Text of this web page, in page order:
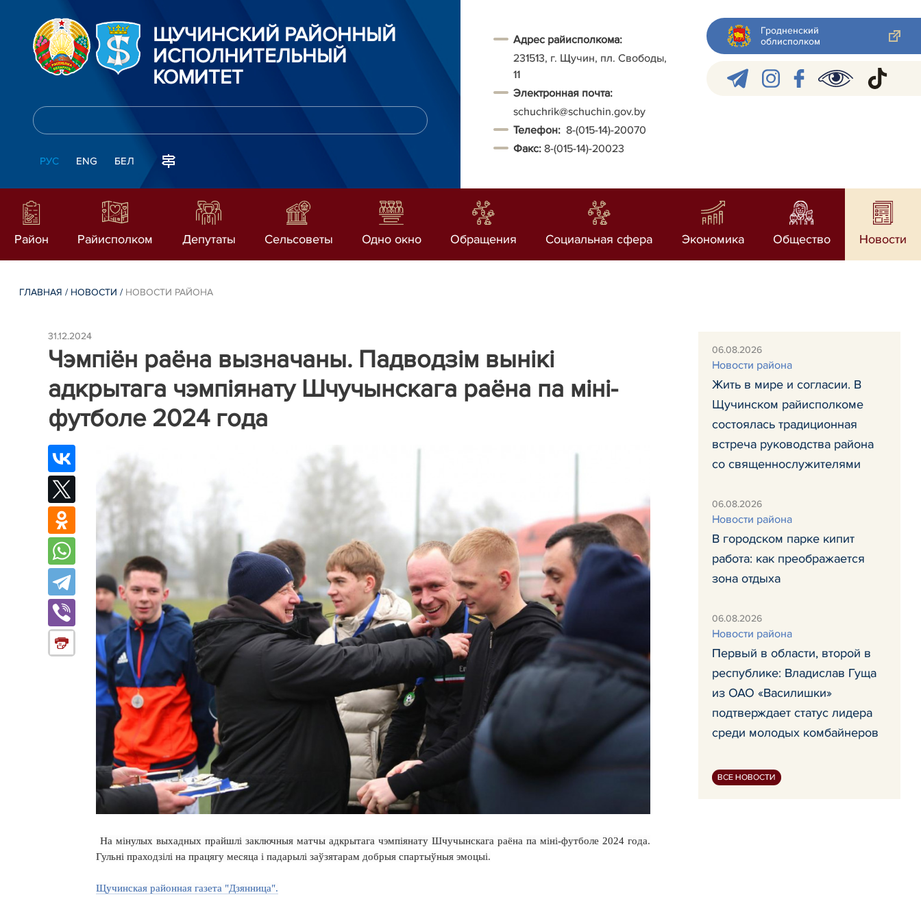
ЩУЧИНСКИЙ РАЙОННЫЙ
ИСПОЛНИТЕЛЬНЫЙ
КОМИТЕТ
РУС ENG БЕЛ
Адрес райисполкома:
231513, г. Щучин, пл. Свободы,
11
Электронная почта:
schuchrik@schuchin.gov.by
Телефон: 8-(015-14)-20070
Факс: 8-(015-14)-20023
Гродненский
облисполком
Район Райисполком Депутаты Сельсоветы Одно окно Обращения Социальная сфера Экономика Общество Новости
ГЛАВНАЯ / НОВОСТИ / НОВОСТИ РАЙОНА
31.12.2024
Чэмпіён раёна вызначаны. Падводзім вынікі
адкрытага чэмпіянату Шчучынскага раёна па міні-
футболе 2024 года
На мінулых выхадных прайшлі заключныя матчы адкрытага чэмпіянату Шчучынскага раёна па міні-футболе 2024 года.
Гульні праходзілі на працягу месяца і падарылі заўзятарам добрыя спартыўныя эмоцыі.
Щучинская районная газета "Дзянница".
06.08.2026
Новости района
Жить в мире и согласии. В
Щучинском райисполкоме
состоялась традиционная
встреча руководства района
со священнослужителями
06.08.2026
Новости района
В городском парке кипит
работа: как преображается
зона отдыха
06.08.2026
Новости района
Первый в области, второй в
республике: Владислав Гуща
из ОАО «Василишки»
подтверждает статус лидера
среди молодых комбайнеров
ВСЕ НОВОСТИ